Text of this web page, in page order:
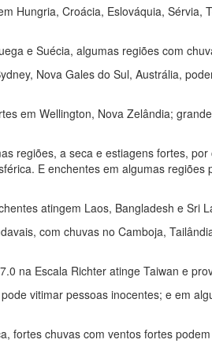
Hungria, Croácia, Eslováquia,
e Suécia, algumas regiões com
Nova Gales do Sul, Austrália,
em Wellington, Nova Zelândia;
regiões, a seca e estiagens fortes,
E enchentes em algumas
atingem Laos, Bangladesh e Sri
com chuvas no Camboja,
na Escala Richter atinge Taiwan e
vitimar pessoas inocentes; e em
fortes chuvas com ventos fortes